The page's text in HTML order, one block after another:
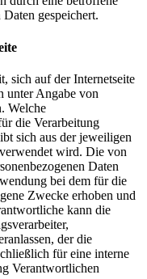
Daten gespeichert.
sich auf der Internetseite
unter Angabe von
Welche
die Verarbeitung
sich aus der jeweiligen
wird. Die von
Daten
bei dem für die
Zwecke erhoben und
kann die
der die
für eine interne
Verantwortlichen